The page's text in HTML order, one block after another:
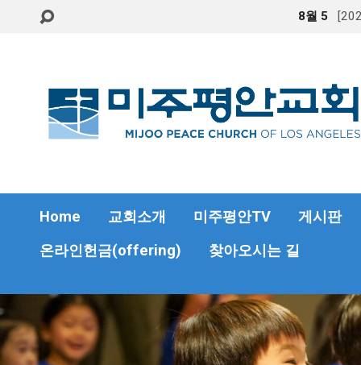
8월 5
Home 교회소개 미주평안TV
게시판
온라인헌금(offering)
찾아오시는 길